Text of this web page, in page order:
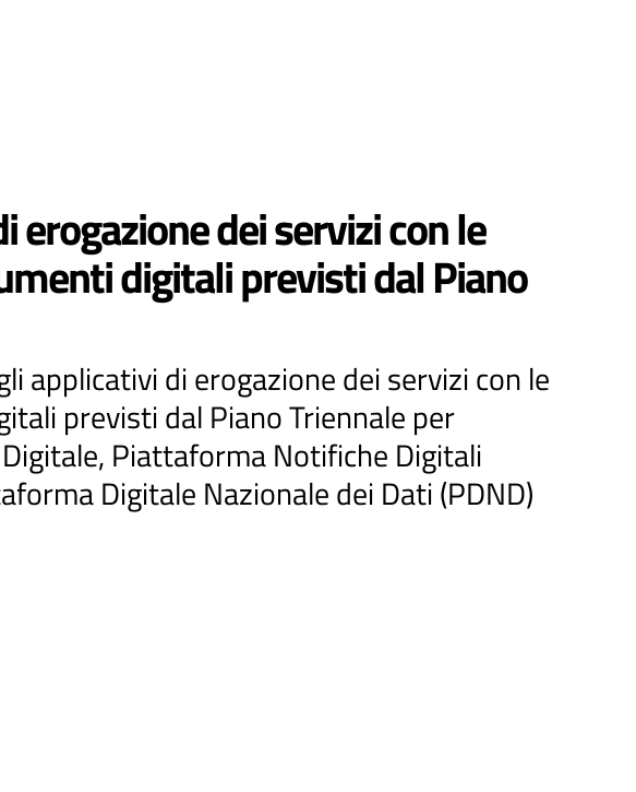
dei servizi con le
digitali previsti dal Piano
applicativi di erogazione dei servizi con le
previsti dal Piano Triennale per
Piattaforma Notifiche Digitali
Digitale Nazionale dei Dati (PDND)